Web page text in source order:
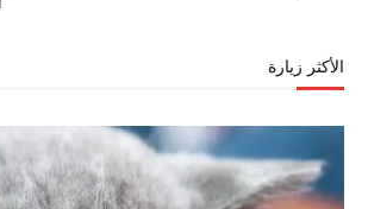
الأكثر زيارة